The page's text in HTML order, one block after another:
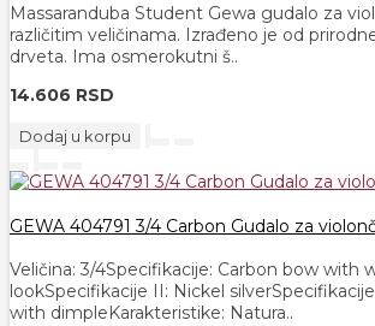
Massaranduba Student Gewa gudalo za
različitim veličinama. Izrađeno je od
drveta. Ima osmerokutni š..
14.606 RSD
Dodaj u korpu
GEWA 404791 3/4 Carbon Gudalo za
Veličina: 3/​4Specifikacije: Carbon bow with
lookSpecifikacije II: Nickel
with dimpleKarakteristike: Natura..